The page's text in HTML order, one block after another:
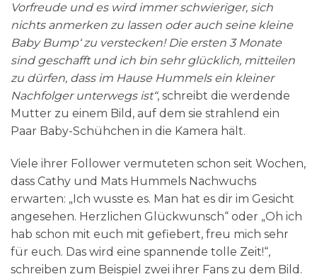
Vorfreude und es wird immer schwieriger, sich
nichts anmerken zu lassen oder auch seine kleine
Baby Bump‘ zu verstecken! Die ersten 3 Monate
sind geschafft und ich bin sehr glücklich, mitteilen
zu dürfen, dass im Hause Hummels ein kleiner
Nachfolger unterwegs ist“, schreibt die werdende
Mutter zu einem Bild, auf dem sie strahlend ein
Paar Baby-Schühchen in die Kamera hält.
Viele ihrer Follower vermuteten schon seit Wochen,
dass Cathy und Mats Hummels Nachwuchs
erwarten: „Ich wusste es. Man hat es dir im Gesicht
angesehen. Herzlichen Glückwunsch“ oder „Oh ich
hab schon mit euch mit gefiebert, freu mich sehr
für euch. Das wird eine spannende tolle Zeit!“,
schreiben zum Beispiel zwei ihrer Fans zu dem Bild.